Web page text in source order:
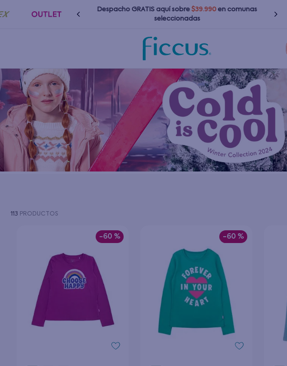
Despacho gratis en tu primera compra
Términos más buscados
nina
nino
3. bebé
4. bota agua
5. polerones
6. chaquetas
10. pijama
113 PRODUCTOS
-60 % -60 %